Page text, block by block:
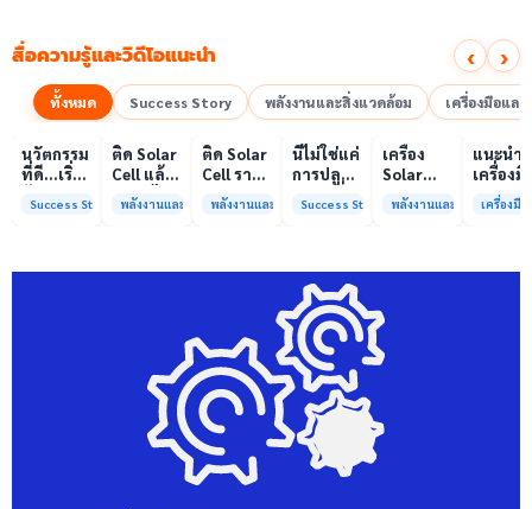
สื่อความรู้และวิดีโอแนะนำ ‹ ›
ทั้งหมด Success Story พลังงานและสิ่งแวดล้อม เครื่องมือแล
00:10
นวัตกรรม
ที่ดี…เริ่ม
ความร่วม
Success Story
00:10
ติด Solar
Cell แล้ว
ลดค่าไฟ
ได้จริง
พลังงานและสิ่งแวดล้อม
00:08
ติด Solar
Cell ราคา
แพง แต่
ค่าไฟ
พลังงานและสิ่งแวดล้อม
เล่นวิดีโอ
นี่ไม่ใช่แค่
การปลูก
คือการ
ให้ป่า
ต้นน้ำและ
ชุมชน
Success Story
เครื่อง
Solar
Simulator
มาตรฐาน
รับรอง
ISO/IEC17025
บริการ
พลังงานและสิ่งแวดล้อม
เล่
01:00
แนะนำ
เครื่องมื
วิเคราะ
ทดสอบ
การกลา
เครื่องมื